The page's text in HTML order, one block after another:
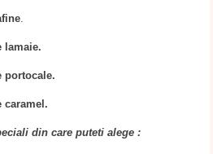
.
lamaie.
portocale.
caramel.
din care puteti alege :